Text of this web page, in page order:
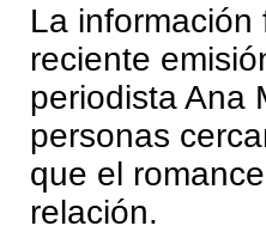
La
reciente
periodista Ana
personas
que el
relación.